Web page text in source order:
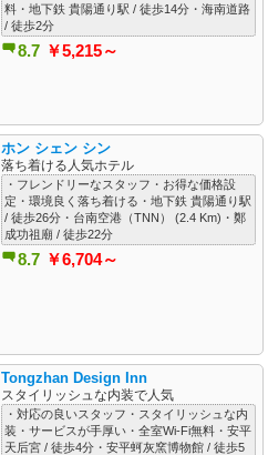
料・地下鉄 貴陽通り駅 / 徒歩14分・海南道路
/ 徒歩2分
8.7 ￥5,215～
ホン シェン シン
落ち着ける人気ホテル
・フレンドリーなスタッフ・お得な価格設
定・環境良く落ち着ける・地下鉄 貴陽通り駅
/ 徒歩26分・台南空港（TNN） (2.4 Km)・鄭
成功祖廟 / 徒歩22分
8.7 ￥6,704～
Tongzhan Design Inn
スタイリッシュな内装で人気
・対応の良いスタッフ・スタイリッシュな内
装・サービスが手厚い・全室Wi-Fi無料・安平
天后宮 / 徒歩4分・安平蚵灰窯博物館 / 徒歩5